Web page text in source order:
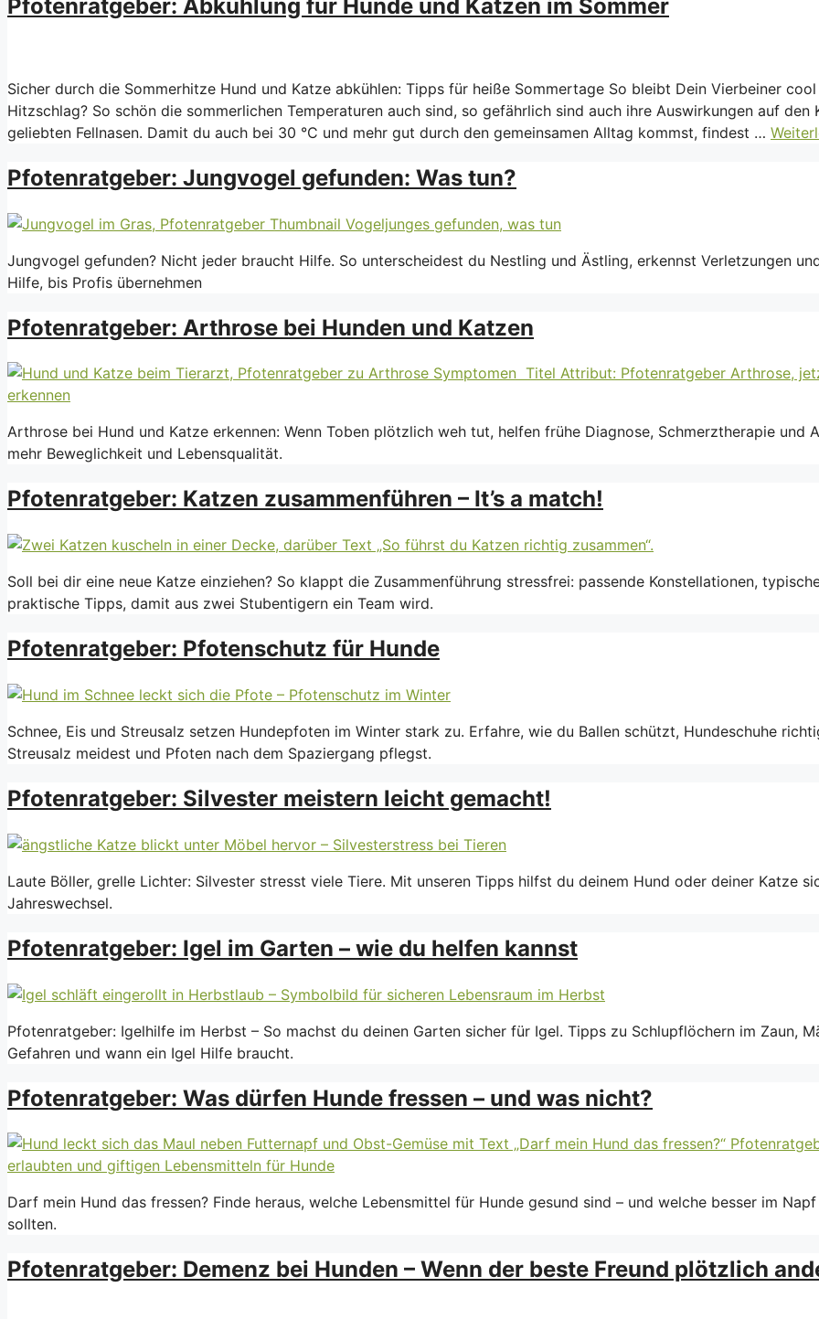
Pfotenratgeber: Abkühlung für Hunde und Katzen im Sommer
Sicher durch die Sommerhitze Hund und Katze abkühlen: Tipps für heiße Sommertage So bleibt Dein Vierbeiner
Hitzschlag? So schön die sommerlichen Temperaturen auch sind, so gefährlich sind auch ihre Auswirkungen auf den
geliebten Fellnasen. Damit du auch bei 30 °C und mehr gut durch den gemeinsamen Alltag kommst, findest …
Pfotenratgeber: Jungvogel gefunden: Was tun?
Jungvogel gefunden? Nicht jeder braucht Hilfe. So unterscheidest du Nestling und Ästling, erkennst Verletzungen
Hilfe, bis Profis übernehmen
Pfotenratgeber: Arthrose bei Hunden und Katzen
Arthrose bei Hund und Katze erkennen: Wenn Toben plötzlich weh tut, helfen frühe Diagnose, Schmerztherapie und
mehr Beweglichkeit und Lebensqualität.
Pfotenratgeber: Katzen zusammenführen – It’s a match!
Soll bei dir eine neue Katze einziehen? So klappt die Zusammenführung stressfrei: passende Konstellationen,
praktische Tipps, damit aus zwei Stubentigern ein Team wird.
Pfotenratgeber: Pfotenschutz für Hunde
Schnee, Eis und Streusalz setzen Hundepfoten im Winter stark zu. Erfahre, wie du Ballen schützt, Hundeschuhe
Streusalz meidest und Pfoten nach dem Spaziergang pflegst.
Pfotenratgeber: Silvester meistern leicht gemacht!
Laute Böller, grelle Lichter: Silvester stresst viele Tiere. Mit unseren Tipps hilfst du deinem Hund oder deiner Katze
Jahreswechsel.
Pfotenratgeber: Igel im Garten – wie du helfen kannst
Pfotenratgeber: Igelhilfe im Herbst – So machst du deinen Garten sicher für Igel. Tipps zu Schlupflöchern im Zaun,
Gefahren und wann ein Igel Hilfe braucht.
Pfotenratgeber: Was dürfen Hunde fressen – und was nicht?
Darf mein Hund das fressen? Finde heraus, welche Lebensmittel für Hunde gesund sind – und welche besser im
sollten.
Pfotenratgeber: Demenz bei Hunden – Wenn der beste Freund plötzlich